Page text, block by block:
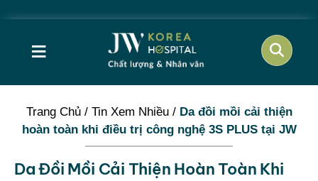
≡
Trang Chủ/ Tin Xem Nhiều/ Da đồi mồi cải thiện
hoàn toàn khi điều trị công nghệ 3S PLUS tại JW
Da Đồi Mồi Cải Thiện Hoàn Toàn Khi